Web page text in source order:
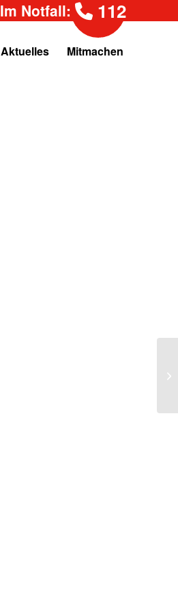
Im Notfall: 112
Aktuelles Mitmachen